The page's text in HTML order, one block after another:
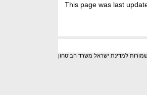
This page was last
שמורות למדינת ישראל משרד הביטחון